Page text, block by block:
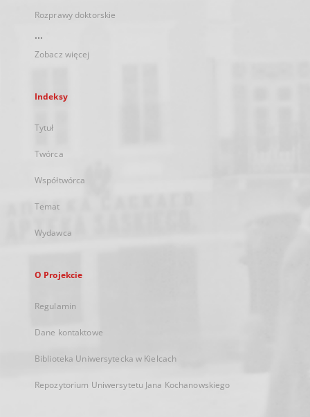
Rozprawy doktorskie
...
Zobacz więcej
Indeksy
Tytuł
Twórca
Współtwórca
Temat
Wydawca
O Projekcie
Regulamin
Dane kontaktowe
Biblioteka Uniwersytecka w Kielcach
Repozytorium Uniwersytetu Jana Kochanowskiego